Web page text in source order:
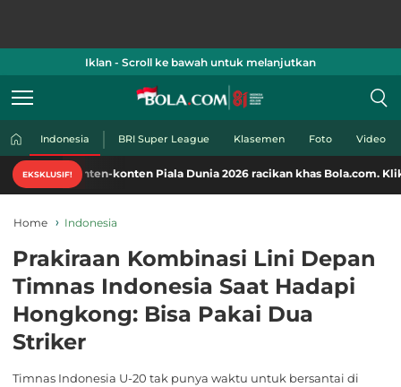
Iklan - Scroll ke bawah untuk melanjutkan
Indonesia BRI Super League Klasemen Foto Video
EKSKLUSIF!
konten Piala Dunia 2026 racikan khas Bola.com. Klik di sini!
Home Indonesia
Prakiraan Kombinasi Lini Depan
Timnas Indonesia Saat Hadapi
Hongkong: Bisa Pakai Dua
Striker
Timnas Indonesia U-20 tak punya waktu untuk bersantai di